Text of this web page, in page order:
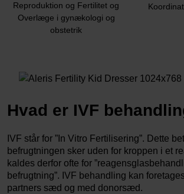
Reproduktion og Fertilitet og
Overlæge i gynækologi og
obstetrik
Hvad er IVF
IVF står for ”In Vitro Fertilisering”. Dette
befrugtningen sker uden for kroppen i et
kaldes derfor ofte for
befrugtning”. IVF behandling kan
partners sæd og med donorsæd.